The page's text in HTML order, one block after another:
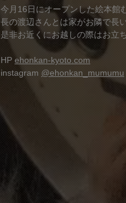
今月16日にオープンした絵本館
長の渡辺さんとは家がお隣で長
是非お近くにお越しの際はお立
HP ehonkan-kyoto.com
instagram @ehonkan_mumumu